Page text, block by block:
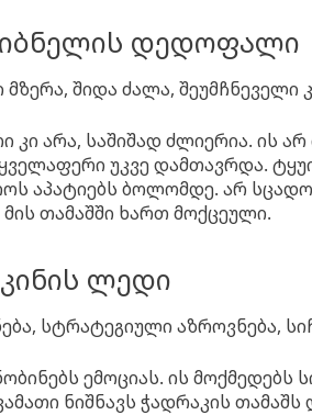
დედოფალი
მზერა, შიდა ძალა,
არა, საშიშად ძლიერია. ის
უკვე დამთავრდა.
აპატიებს ბოლომდე. არ
თამაშში ხართ მოქცეული.
ლედი
სტრატეგიული აზროვნება,
ემოციას. ის მოქმედებს
ნიშნავს ჭადრაკის